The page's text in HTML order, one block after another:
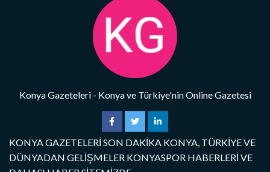
Konya Gazeteleri - Konya ve Türkiye'nin Online Gazetesi
KONYA GAZETELERİ SON DAKİKA KONYA, TÜRKİYE VE
DÜNYADAN GELİŞMELER KONYASPOR HABERLERİ VE